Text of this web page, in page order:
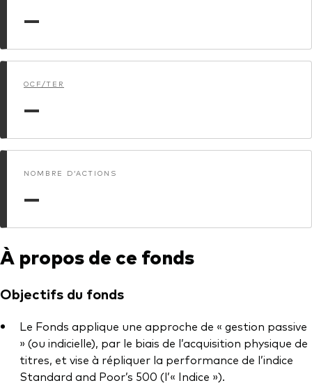
Actions
ESG
ETFs
Fonds indiciels
Comment investir avec nous
Investir avec Vanguard
Gérance des placements
—
OCF/TER
—
NOMBRE D’ACTIONS
—
À propos de ce fonds
Objectifs du fonds
Le Fonds applique une approche de « gestion passive
» (ou indicielle), par le biais de l’acquisition physique de
titres, et vise à répliquer la performance de l’indice
Standard and Poor’s 500 (l’« Indice »).